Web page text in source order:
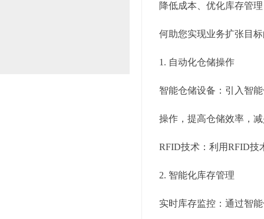
降低成本、优化库存管
何助您实现业务扩张目
1. 自动化仓储操作
智能仓储设备：引入智
操作，提高仓储效率，
RFID技术：利用RFID技
2. 智能化库存管理
实时库存监控：通过智